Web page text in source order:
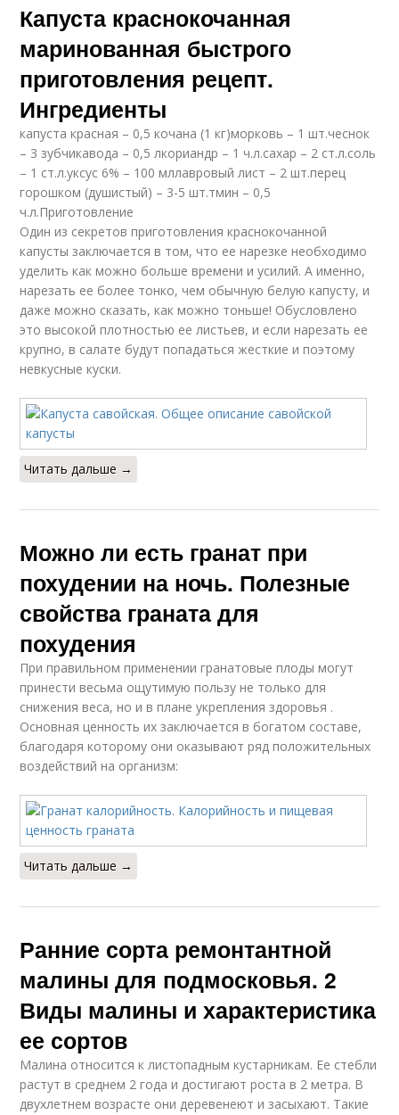
Капуста краснокочанная
маринованная быстрого
приготовления рецепт.
Ингредиенты
капуста красная – 0,5 кочана (1 кг)морковь – 1 шт.чеснок
– 3 зубчикавода – 0,5 лкориандр – 1 ч.л.сахар – 2 ст.л.соль
– 1 ст.л.уксус 6% – 100 мллавровый лист – 2 шт.перец
горошком (душистый) – 3-5 шт.тмин – 0,5
ч.л.Приготовление
Один из секретов приготовления краснокочанной
капусты заключается в том, что ее нарезке необходимо
уделить как можно больше времени и усилий. А именно,
нарезать ее более тонко, чем обычную белую капусту, и
даже можно сказать, как можно тоньше! Обусловлено
это высокой плотностью ее листьев, и если нарезать ее
крупно, в салате будут попадаться жесткие и поэтому
невкусные куски.
Читать дальше →
Можно ли есть гранат при
похудении на ночь. Полезные
свойства граната для
похудения
При правильном применении гранатовые плоды могут
принести весьма ощутимую пользу не только для
снижения веса, но и в плане укрепления здоровья .
Основная ценность их заключается в богатом составе,
благодаря которому они оказывают ряд положительных
воздействий на организм:
Читать дальше →
Ранние сорта ремонтантной
малины для подмосковья. 2
Виды малины и характеристика
ее сортов
Малина относится к листопадным кустарникам. Ее стебли
растут в среднем 2 года и достигают роста в 2 метра. В
двухлетнем возрасте они деревенеют и засыхают. Такие